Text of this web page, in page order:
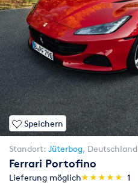
Speichern
Standort: Jüterbog, Deutschland
Ferrari Portofino
Lieferung möglich(*)
★
★
(*)★
★
(*) ★
★
(*) ★
★
(*) ★
★ 1